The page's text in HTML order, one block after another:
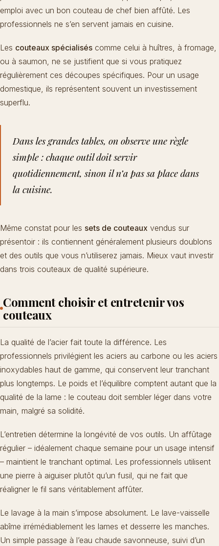
emploi avec un bon couteau de chef bien affûté. Les
professionnels ne s’en servent jamais en cuisine.
Les couteaux spécialisés comme celui à huîtres, à fromage,
ou à saumon, ne se justifient que si vous pratiquez
régulièrement ces découpes spécifiques. Pour un usage
domestique, ils représentent souvent un investissement
superflu.
Dans les grandes tables, on observe une règle
simple : chaque outil doit servir
quotidiennement, sinon il n’a pas sa place dans
la cuisine.
Même constat pour les sets de couteaux vendus sur
présentoir : ils contiennent généralement plusieurs doublons
et des outils que vous n’utiliserez jamais. Mieux vaut investir
dans trois couteaux de qualité supérieure.
Comment choisir et entretenir vos
couteaux
La qualité de l’acier fait toute la différence. Les
professionnels privilégient les aciers au carbone ou les aciers
inoxydables haut de gamme, qui conservent leur tranchant
plus longtemps. Le poids et l’équilibre comptent autant que la
qualité de la lame : le couteau doit sembler léger dans votre
main, malgré sa solidité.
L’entretien détermine la longévité de vos outils. Un affûtage
régulier – idéalement chaque semaine pour un usage intensif
– maintient le tranchant optimal. Les professionnels utilisent
une pierre à aiguiser plutôt qu’un fusil, qui ne fait que
réaligner le fil sans véritablement affûter.
Le lavage à la main s’impose absolument. Le lave-vaisselle
abîme irrémédiablement les lames et desserre les manches.
Un simple passage à l’eau chaude savonneuse, suivi d’un